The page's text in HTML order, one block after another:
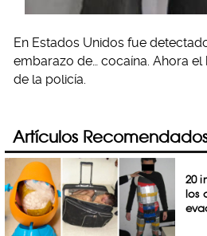
En Estados Unidos fue
embarazo de… cocaína. Ahora
de la policía.
Artículos
20
los